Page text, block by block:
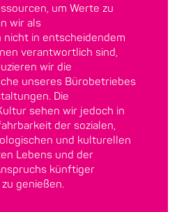
um Werte zu
wir als
in entscheidendem
verantwortlich sind,
wir die
unseres Bürobetriebes
Die
sehen wir jedoch in
der sozialen,
und kulturellen
Lebens und der
künftiger
genießen.